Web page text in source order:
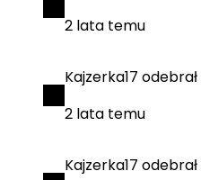
2 lata temu
Kajzerka17 odebrał
2 lata temu
Kajzerka17 odebrał